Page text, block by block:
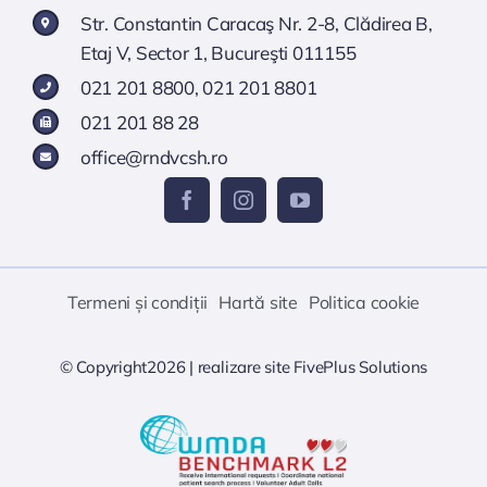
Str. Constantin Caracaş Nr. 2-8, Clădirea B,
Etaj V, Sector 1, Bucureşti 011155
021 201 8800, 021 201 8801
021 201 88 28
office@rndvcsh.ro
Termeni și condiții Hartă site Politica cookie
© Copyright2026 | realizare site FivePlus Solutions